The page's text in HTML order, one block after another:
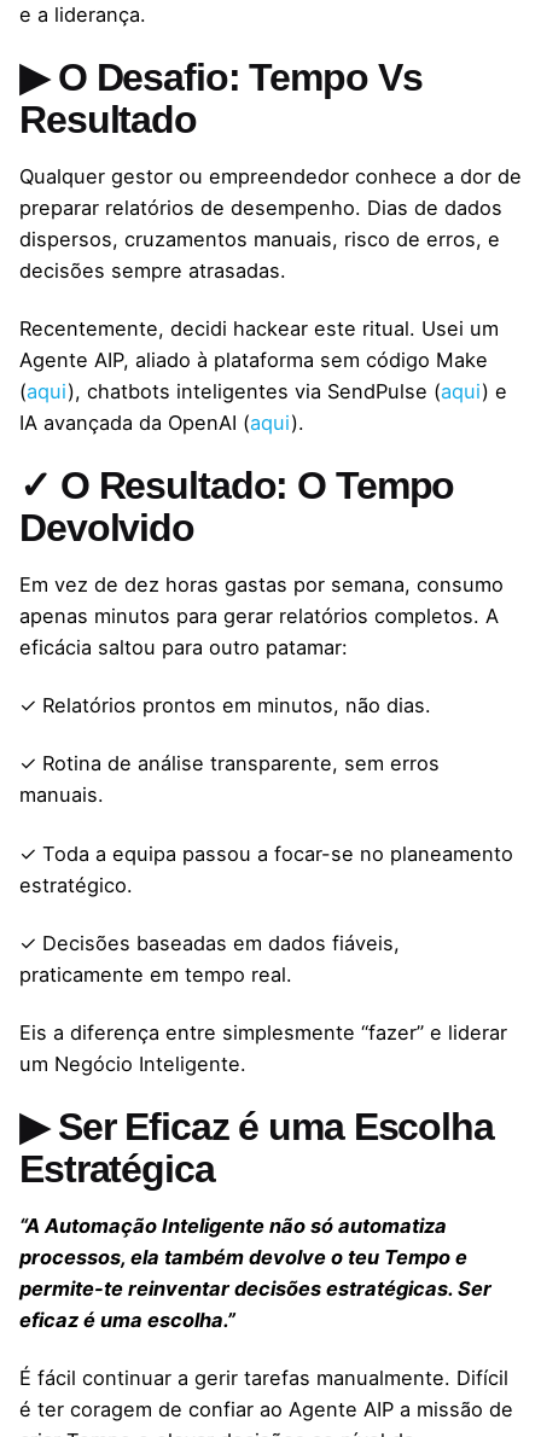
e a liderança.
▶ O Desafio: Tempo Vs
Resultado
Qualquer gestor ou empreendedor conhece a dor de
preparar relatórios de desempenho. Dias de dados
dispersos, cruzamentos manuais, risco de erros, e
decisões sempre atrasadas.
Recentemente, decidi hackear este ritual. Usei um
Agente AIP, aliado à plataforma sem código Make
(aqui), chatbots inteligentes via SendPulse (aqui) e
IA avançada da OpenAI (aqui).
✓ O Resultado: O Tempo
Devolvido
Em vez de dez horas gastas por semana, consumo
apenas minutos para gerar relatórios completos. A
eficácia saltou para outro patamar:
✓ Relatórios prontos em minutos, não dias.
✓ Rotina de análise transparente, sem erros
manuais.
✓ Toda a equipa passou a focar-se no planeamento
estratégico.
✓ Decisões baseadas em dados fiáveis,
praticamente em tempo real.
Eis a diferença entre simplesmente “fazer” e liderar
um Negócio Inteligente.
▶ Ser Eficaz é uma Escolha
Estratégica
“A Automação Inteligente não só automatiza
processos, ela também devolve o teu Tempo e
permite-te reinventar decisões estratégicas. Ser
eficaz é uma escolha.”
É fácil continuar a gerir tarefas manualmente. Difícil
é ter coragem de confiar ao Agente AIP a missão de